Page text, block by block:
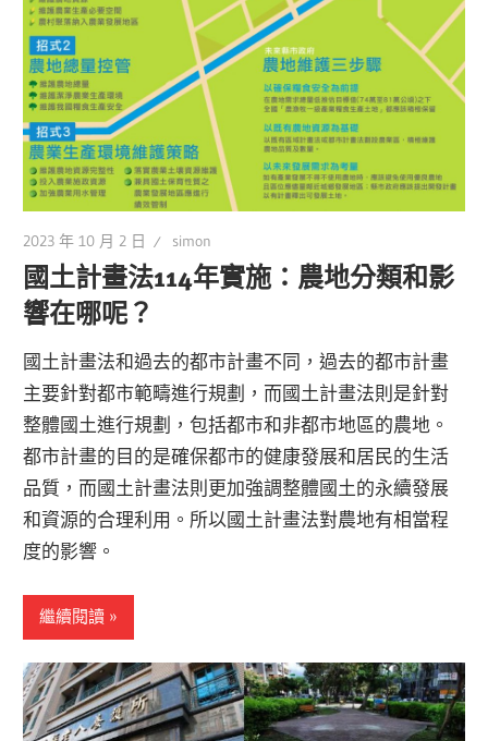
2023 年 10 月 2 日 simon
國土計畫法114年實施：農地分類和影
響在哪呢？
國土計畫法和過去的都市計畫不同，過去的都市計畫
主要針對都市範疇進行規劃，而國土計畫法則是針對
整體國土進行規劃，包括都市和非都市地區的農地。
都市計畫的目的是確保都市的健康發展和居民的生活
品質，而國土計畫法則更加強調整體國土的永續發展
和資源的合理利用。所以國土計畫法對農地有相當程
度的影響。
繼續閱讀